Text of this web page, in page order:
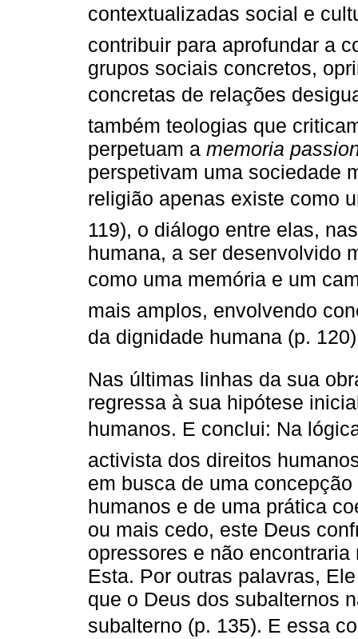
contextualizadas social e
contribuir para aprofundar a
grupos sociais concretos,
concretas de relações
também teologias que
perpetuam a memoria
perspetivam uma sociedade
religião apenas existe como
119), o diálogo entre elas,
humana, a ser desenvolvido
como uma memória e um
mais amplos, envolvendo
da dignidade humana (p.
Nas últimas linhas da sua
regressa à sua hipótese
humanos. E conclui: Na
activista dos direitos
em busca de uma
humanos e de uma prática
ou mais cedo, este Deus
opressores e não
Esta. Por outras palavras,
que o Deus dos subalternos
subalterno (p. 135). E essa